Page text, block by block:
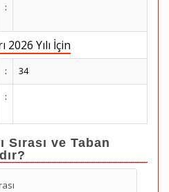
:
Yılı İçin
: 34
:
Sırası ve Taban